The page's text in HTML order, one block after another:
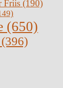
Friis (190)
(650)
(396)